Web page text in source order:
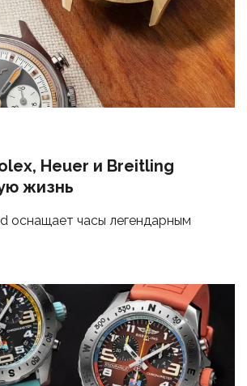
Heuer и Breitling
жизнь
оснащает часы легендарным